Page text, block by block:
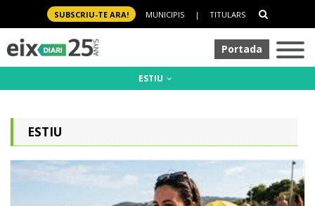
SUBSCRIU-TE ARA! MUNICIPIS | TITULARS
Portada
ESTIU
ESTIU